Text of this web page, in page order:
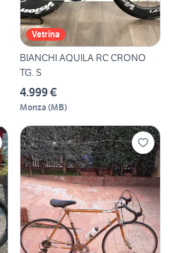
Vetrina
BIANCHI AQUILA RC CRONO
TG. S
4.999 €
Monza (MB)